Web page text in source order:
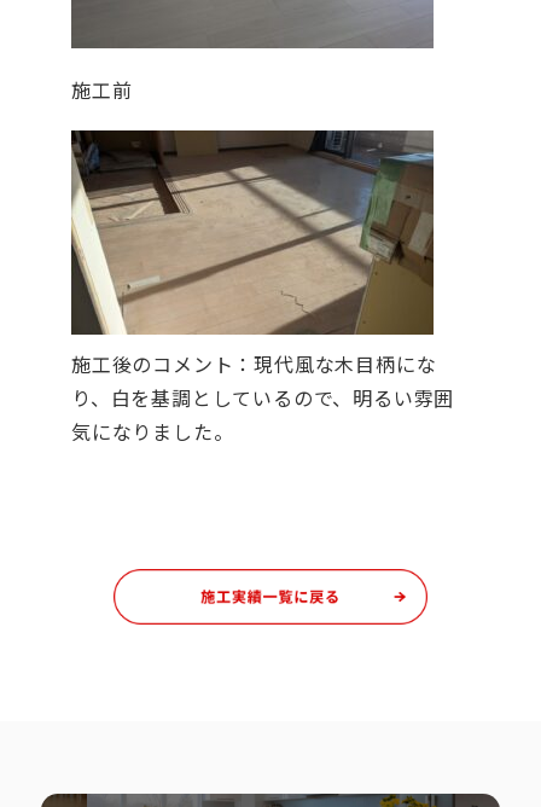
施工前
施工後のコメント：現代風な木目柄にな
り、白を基調としているので、明るい雰囲
気になりました。